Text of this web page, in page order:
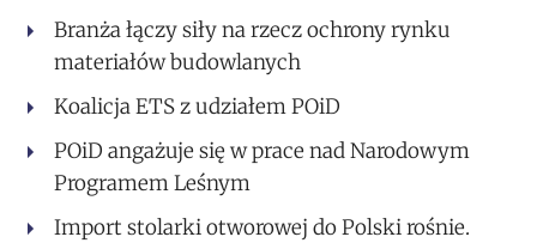
Branża łączy siły na rzecz ochrony rynku
materiałów budowlanych
Koalicja ETS z udziałem POiD
POiD angażuje się w prace nad Narodowym
Programem Leśnym
Import stolarki otworowej do Polski rośnie.